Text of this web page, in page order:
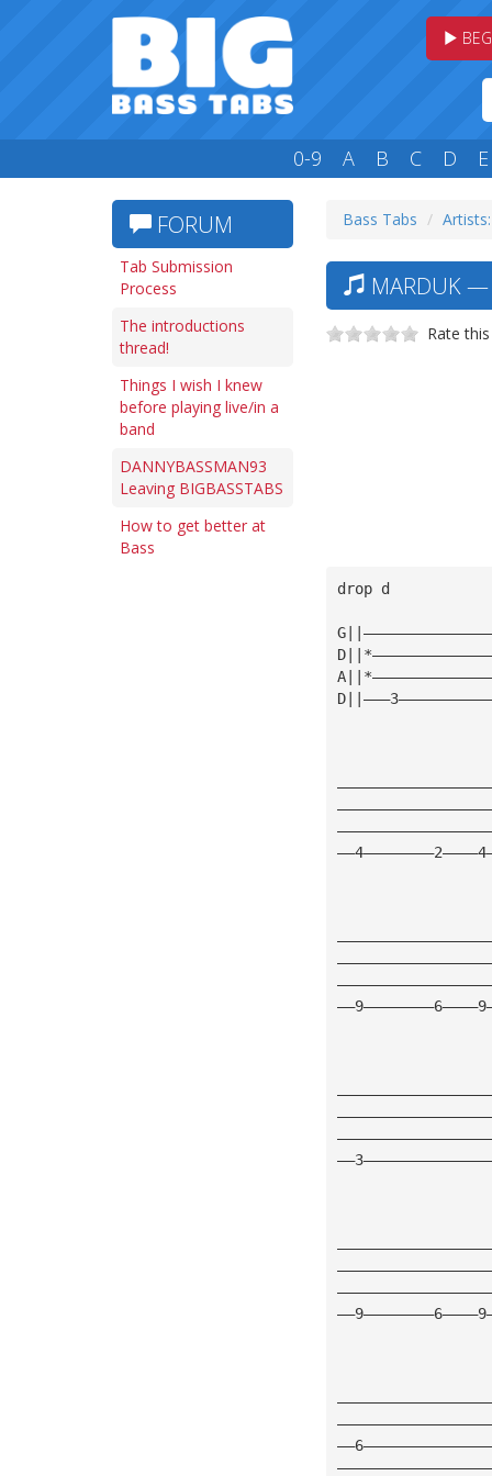
0-9 A B C D E
FORUM
Tab Submission
Process
The introductions
thread!
Things I wish I knew
before playing live/in a
band
DANNYBASSMAN93
Leaving BIGBASSTABS
How to get better at
Bass
Bass Tabs
MARDUK —
Rate
drop d